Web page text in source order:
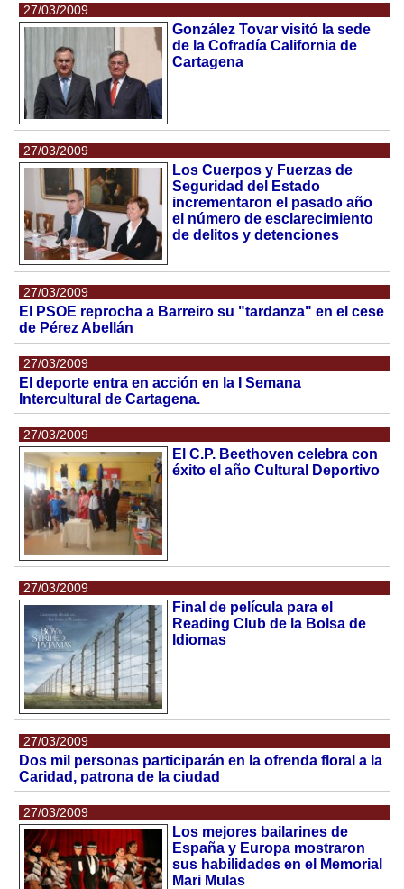
27/03/2009
González Tovar visitó la sede
de la Cofradía California de
Cartagena
27/03/2009
Los Cuerpos y Fuerzas de
Seguridad del Estado
incrementaron el pasado año
el número de esclarecimiento
de delitos y detenciones
27/03/2009
El PSOE reprocha a Barreiro su "tardanza" en el cese
de Pérez Abellán
27/03/2009
El deporte entra en acción en la I Semana
Intercultural de Cartagena.
27/03/2009
El C.P. Beethoven celebra con
éxito el año Cultural Deportivo
27/03/2009
Final de película para el
Reading Club de la Bolsa de
Idiomas
27/03/2009
Dos mil personas participarán en la ofrenda floral a la
Caridad, patrona de la ciudad
27/03/2009
Los mejores bailarines de
España y Europa mostraron
sus habilidades en el Memorial
Mari Mulas